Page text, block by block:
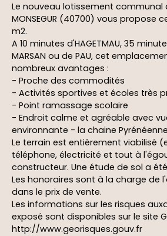
Le nouveau lotissement communal
MONSEGUR (40700) vous propose
m2.
A 10 minutes d'HAGETMAU, 35
MARSAN ou de PAU, cet
nombreux avantages :
- Proche des commodités
- Activités sportives et écoles très
- Point ramassage scolaire
- Endroit calme et agréable avec
environnante - la chaine
Le terrain est entièrement viabilisé
téléphone, électricité et tout à
constructeur. Une étude de sol a
Les honoraires sont à la charge de
dans le prix de vente.
Les informations sur les risques
exposé sont disponibles sur le site
http://www.georisques.gouv.fr